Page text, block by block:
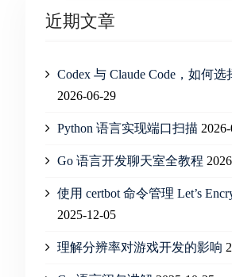
近期文章
Codex 与 Claude Code，如何
2026-06-29
Python 语言实现端口扫描
Go 语言开发聊天室全教程
使用 certbot 命令管理 Let’s
2025-12-05
理解分辨率对游戏开发的影响